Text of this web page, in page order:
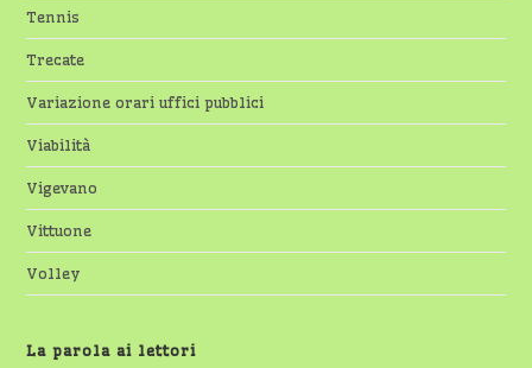
Tennis
Trecate
Variazione orari uffici pubblici
Viabilità
Vigevano
Vittuone
Volley
La parola ai lettori